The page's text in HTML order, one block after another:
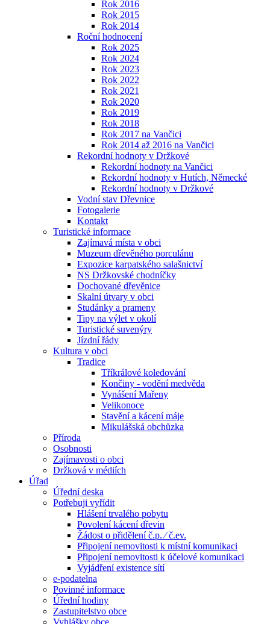
Rok 2016
Rok 2015
Rok 2014
Roční hodnocení
Rok 2025
Rok 2024
Rok 2023
Rok 2022
Rok 2021
Rok 2020
Rok 2019
Rok 2018
Rok 2017 na Vančici
Rok 2014 až 2016 na Vančici
Rekordní hodnoty v Držkové
Rekordní hodnoty na Vančici
Rekordní hodnoty v Hutích, Německé
Rekordní hodnoty v Držkové
Vodní stav Dřevnice
Fotogalerie
Kontakt
Turistické informace
Zajímavá místa v obci
Muzeum dřevěného porculánu
Expozice karpatského salašnictví
NS Držkovské chodníčky
Dochované dřevěnice
Skalní útvary v obci
Studánky a prameny
Tipy na výlet v okolí
Turistické suvenýry
Jízdní řády
Kultura v obci
Tradice
Tříkrálové koledování
Končiny - vodění medvěda
Vynášení Mařeny
Velikonoce
Stavění a kácení máje
Mikulášská obchůzka
Příroda
Osobnosti
Zajímavosti o obci
Držková v médiích
Úřad
Úřední deska
Potřebuji vyřídit
Hlášení trvalého pobytu
Povolení kácení dřevin
Žádost o přidělení č.p. ⁄ č.ev.
Připojení nemovitosti k místní komunikaci
Připojení nemovitosti k účelové komunikaci
Vyjádření existence sítí
e-podatelna
Povinné informace
Úřední hodiny
Zastupitelstvo obce
Vyhlášky obce